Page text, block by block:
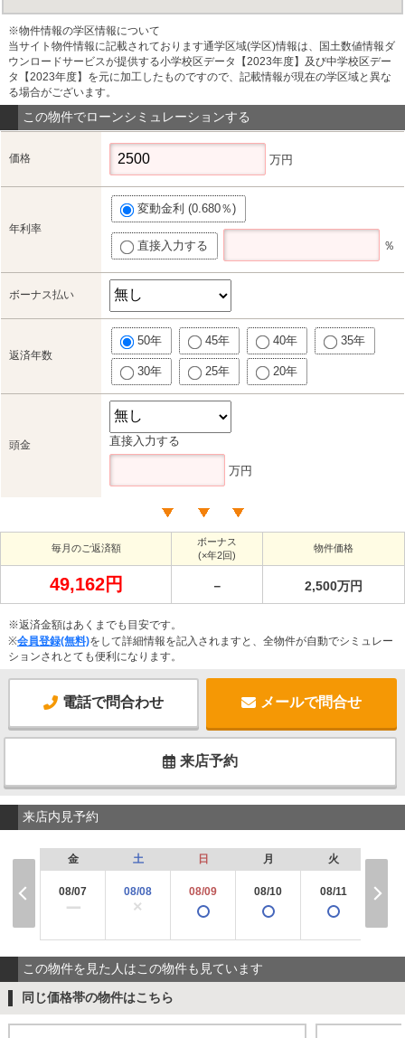
※物件情報の学区情報について
当サイト物件情報に記載されております通学区域(学区)情報は、国土数値情報ダ
ウンロードサービスが提供する小学校区データ【2023年度】及び中学校区デー
タ【2023年度】を元に加工したものですので、記載情報が現在の学区域と異な
る場合がございます。
この物件でローンシミュレーションする
価格 万円
年利率
変動金利 (0.680％)
直接入力する ％
ボーナス払い
返済年数
50年 45年 40年 35年
30年 25年 20年
頭金 直接入力する
万円
毎月のご返済額
ボーナス
(×年2回)
物件価格
49,162円 － 2,500万円
※返済金額はあくまでも目安です。
※会員登録(無料)をして詳細情報を記入されますと、全物件が自動でシミュレー
ションされとても便利になります。
電話で問合わせ メールで問合せ
来店予約
来店内見予約
金
08/07
ー
土
08/08
×
日
08/09
月
08/10
火
08/11
この物件を見た人はこの物件も見ています
同じ価格帯の物件はこちら